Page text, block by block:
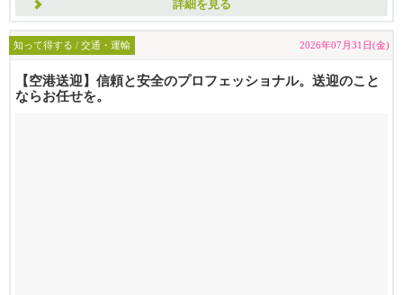
詳細を見る
知って得する / 交通・運輸 2026年07月31日(金)
【空港送迎】信頼と安全のプロフェッショナル。送迎のこと
ならお任せを。